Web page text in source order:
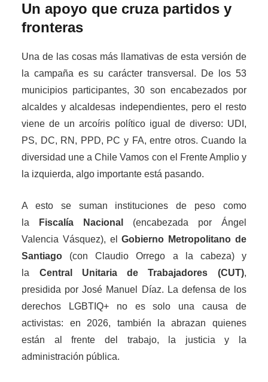
Un apoyo que cruza partidos y
fronteras
Una de las cosas más llamativas de esta versión de
la campaña es su carácter transversal. De los 53
municipios participantes, 30 son encabezados por
alcaldes y alcaldesas independientes, pero el resto
viene de un arcoíris político igual de diverso: UDI,
PS, DC, RN, PPD, PC y FA, entre otros. Cuando la
diversidad une a Chile Vamos con el Frente Amplio y
la izquierda, algo importante está pasando.
A esto se suman instituciones de peso como
la
Fiscalía Nacional
(encabezada por Ángel
Valencia Vásquez), elGobierno Metropolitano de
Santiago (con Claudio Orrego a la cabeza) y
la Central Unitaria de Trabajadores (CUT),
presidida por José Manuel Díaz. La defensa de los
derechos LGBTIQ+ no es solo una causa de
activistas: en 2026, también la abrazan quienes
están al frente del trabajo, la justicia y la
administración pública.